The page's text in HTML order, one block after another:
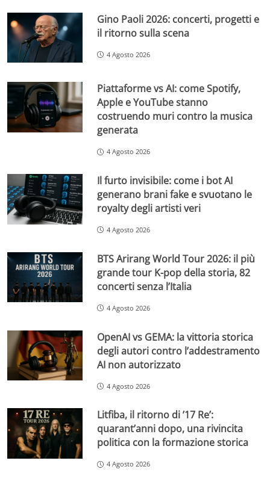
Gino Paoli 2026: concerti, progetti e
il ritorno sulla scena
4 Agosto 2026
Piattaforme vs AI: come Spotify,
Apple e YouTube stanno
costruendo muri contro la musica
generata
4 Agosto 2026
Il furto invisibile: come i bot AI
generano brani fake e svuotano le
royalty degli artisti veri
4 Agosto 2026
BTS Arirang World Tour 2026: il più
grande tour K-pop della storia, 82
concerti senza l’Italia
4 Agosto 2026
OpenAI vs GEMA: la vittoria storica
degli autori contro l’addestramento
AI non autorizzato
4 Agosto 2026
Litfiba, il ritorno di ’17 Re’:
quarant’anni dopo, una rivincita
politica con la formazione storica
4 Agosto 2026